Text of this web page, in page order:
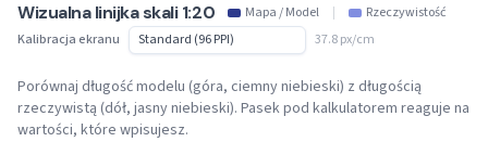
Wizualna linijka skali 1:20 Mapa / Model |
Rzeczywistość
Kalibracja ekranu
37.8 px/cm
Porównaj długość modelu (góra, ciemny niebieski) z długością
rzeczywistą (dół, jasny niebieski). Pasek pod kalkulatorem reaguje na
wartości, które wpisujesz.